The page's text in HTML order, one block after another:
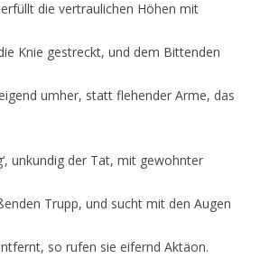
die vertraulichen Höhen mit
Knie gestreckt, und dem Bittenden
umher, statt flehender Arme, das
unkundig der Tat, mit gewohnter
Trupp, und sucht mit den Augen
so rufen sie eifernd Aktäon.